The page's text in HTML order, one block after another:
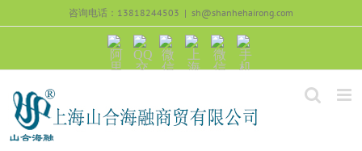
咨询电话：13818244503 | sh@shanhehairong.com
阿
里
通
QQ
交
微
信
shanhehairong
上
海
融
微
微
信
手
机
接
拨